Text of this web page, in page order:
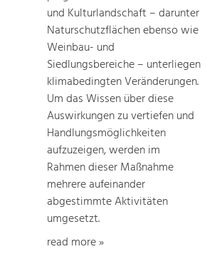
und Kulturlandschaft – darunter
Naturschutzflächen ebenso wie
Weinbau- und
Siedlungsbereiche – unterliegen
klimabedingten Veränderungen.
Um das Wissen über diese
Auswirkungen zu vertiefen und
Handlungsmöglichkeiten
aufzuzeigen, werden im
Rahmen dieser Maßnahme
mehrere aufeinander
abgestimmte Aktivitäten
umgesetzt.
read more »